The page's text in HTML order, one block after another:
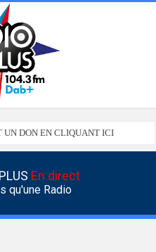
UN DON EN CLIQUANT ICI
En direct
qu'une Radio